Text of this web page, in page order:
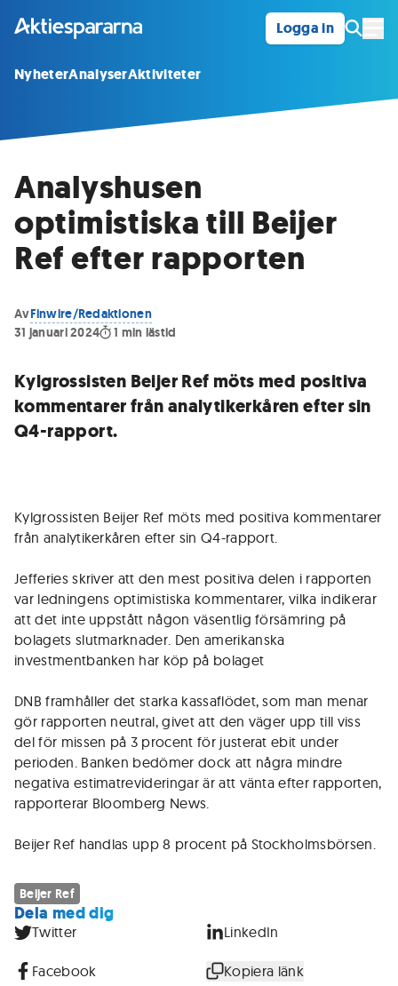
Logga in
NyheterAnalyserAktiviteter
Analyshusen
optimistiska till Beijer
Ref efter rapporten
AvFinwire/Redaktionen
31 januari 2024
1 min lästid
Kylgrossisten Beijer Ref möts med positiva
kommentarer från analytikerkåren efter sin
Q4-rapport.
Kylgrossisten Beijer Ref möts med positiva kommentarer
från analytikerkåren efter sin Q4-rapport.
Jefferies skriver att den mest positiva delen i rapporten
var ledningens optimistiska kommentarer, vilka indikerar
att det inte uppstått någon väsentlig försämring på
bolagets slutmarknader. Den amerikanska
investmentbanken har köp på bolaget
DNB framhåller det starka kassaflödet, som man menar
gör rapporten neutral, givet att den väger upp till viss
del för missen på 3 procent för justerat ebit under
perioden. Banken bedömer dock att några mindre
negativa estimatrevideringar är att vänta efter rapporten,
rapporterar Bloomberg News.
Beijer Ref handlas upp 8 procent på Stockholmsbörsen.
Beijer Ref
Dela med dig
Twitter LinkedIn
Facebook Kopiera länk